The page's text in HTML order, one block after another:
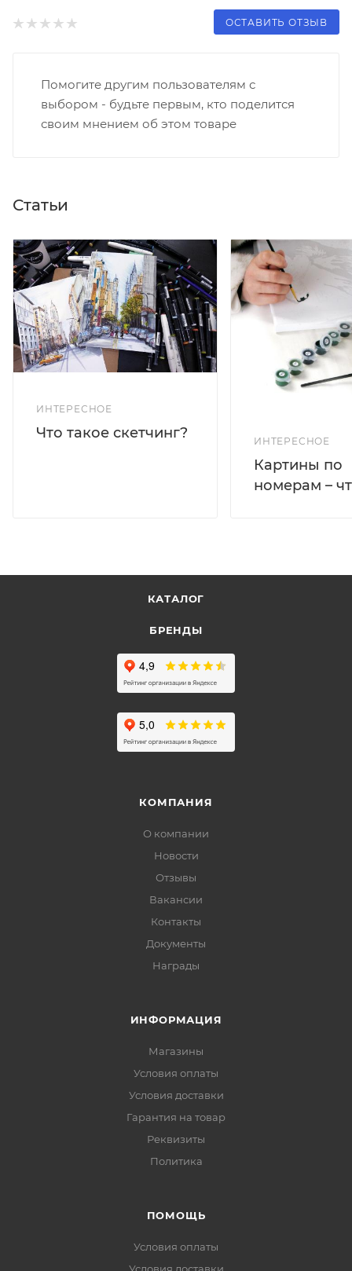
ОСТАВИТЬ ОТЗЫВ
Помогите другим пользователям с
выбором - будьте первым, кто поделится
своим мнением об этом товаре
Статьи
ИНТЕРЕСНОЕ
Что такое скетчинг?
ИНТЕРЕСНОЕ
Картины по
номерам –
КАТАЛОГ
БРЕНДЫ
КОМПАНИЯ
О компании
Новости
Отзывы
Вакансии
Контакты
Документы
Награды
ИНФОРМАЦИЯ
Магазины
Условия оплаты
Условия доставки
Гарантия на товар
Реквизиты
Политика
ПОМОЩЬ
Условия оплаты